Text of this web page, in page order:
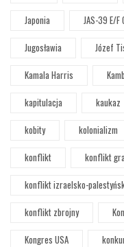
Japonia
JAS-39 E/F
Jugosławia
Józef
Kamala Harris
kapitulacja
kaukaz
kobity
kolonializm
konflikt
konflikt
konflikt izraelsko-
konflikt zbrojny
Kongres USA